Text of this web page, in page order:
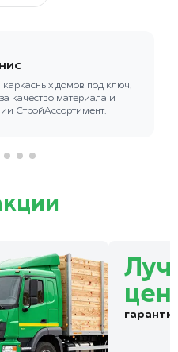
каркасных домов под ключ,
качество материала и
СтройАссортимент.